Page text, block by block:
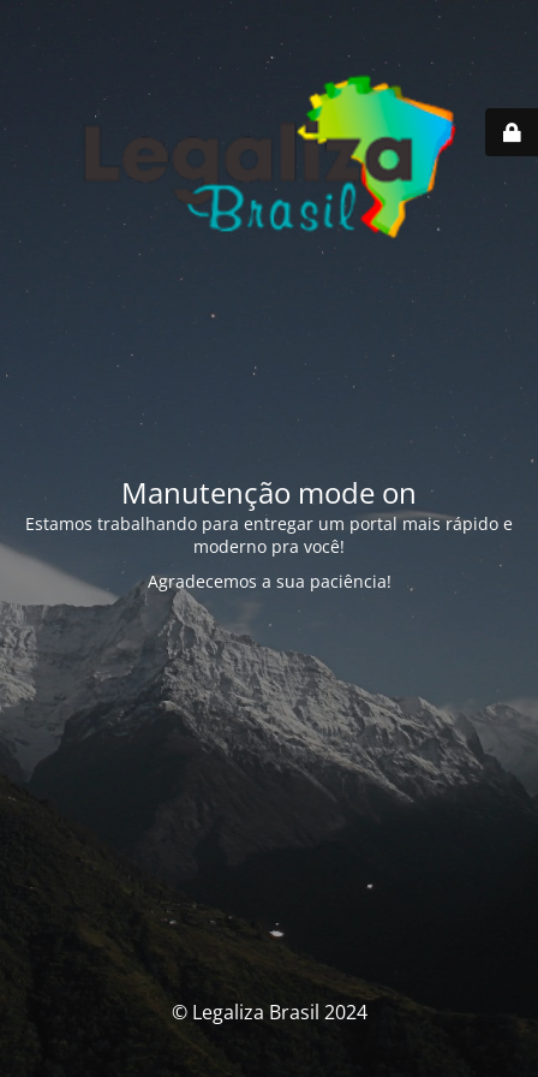
Manutenção mode on
Estamos trabalhando para entregar um portal mais rápido e
moderno pra você!
Agradecemos a sua paciência!
© Legaliza Brasil 2024